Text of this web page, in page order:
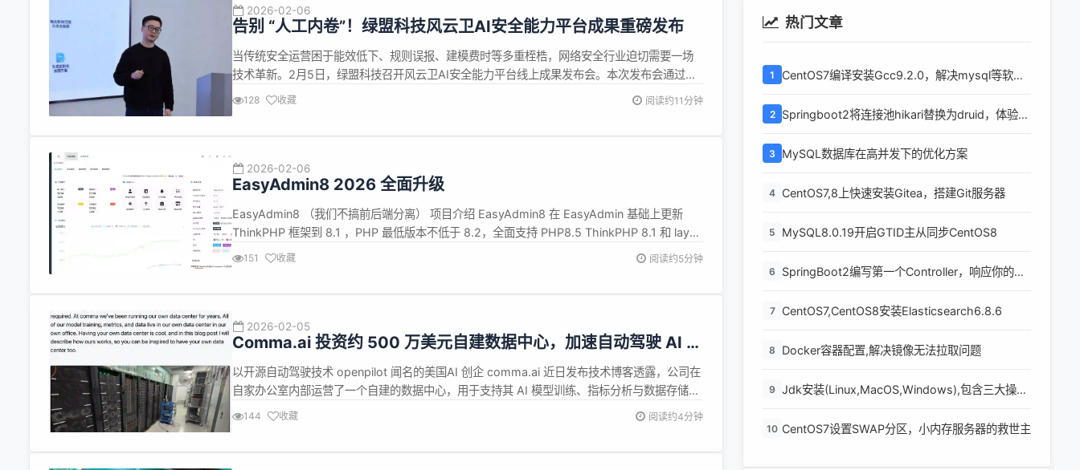
2026-02-06
告别 “人工内卷”！绿盟科技风云卫AI安全能力平台成果重磅发布
当传统安全运营困于能效低下、规则误报、建模费时等多重桎梏，网络安全行业迫切需要一场
技术革新。2月5日，绿盟科技召开风云卫AI安全能力平台线上成果发布会。本次发布会通过主
题演讲与实践分享，展示了AI在安全运营场景、数据分类分级、安全风险检测三大核心方向的
128 收藏 阅读约11分钟
2026-02-06
EasyAdmin8 2026 全面升级
EasyAdmin8 （我们不搞前后端分离） 项目介绍 EasyAdmin8 在 EasyAdmin 基础上更新
ThinkPHP 框架到 8.1 ，PHP 最低版本不低于 8.2，全面支持 PHP8.5 ThinkPHP 8.1 和 layui
v2.x 的快速开发的后台管理系统。 项目地址：https://easyadm...
151 收藏 阅读约5分钟
2026-02-05
Comma.ai 投资约 500 万美元自建数据中心，加速自动驾驶 AI 研
发
以开源自动驾驶技术 openpilot 闻名的美国AI 创企 comma.ai 近日发布技术博客透露，公司在
自家办公室内部运营了一个自建的数据中心，用于支持其 AI 模型训练、指标分析与数据存储工
作。 公司 CTO Harald Sch&auml;fer 表示，依赖公有云会把关键计算资源和数据流程托付给
144 收藏 阅读约4分钟
热门文章
1
CentOS7编译安装Gcc9.2.0，解决mysql等软件
2
Springboot2将连接池hikari替换为druid，体验最
3 MySQL数据库在高并发下的优化方案
4 CentOS7,8上快速安装Gitea，搭建Git服务器
5 MySQL8.0.19开启GTID主从同步CentOS8
6
SpringBoot2编写第一个Controller，响应你的
7 CentOS7,CentOS8安装Elasticsearch6.8.6
8 Docker容器配置,解决镜像无法拉取问题
9 Jdk安装(Linux,MacOS,Windows),包含三大操作
10 CentOS7设置SWAP分区，小内存服务器的救世主